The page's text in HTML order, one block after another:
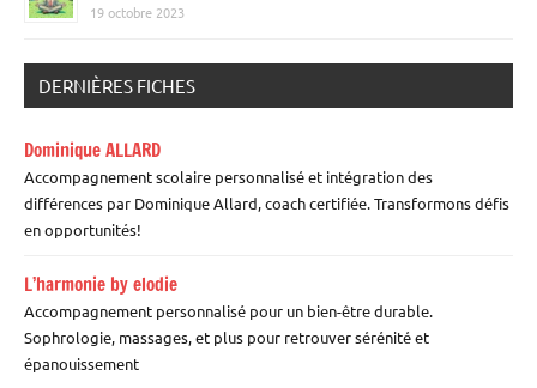
19 octobre 2023
DERNIÈRES FICHES
Dominique ALLARD
Accompagnement scolaire personnalisé et intégration des
différences par Dominique Allard, coach certifiée. Transformons défis
en opportunités!
L’harmonie by elodie
Accompagnement personnalisé pour un bien-être durable.
Sophrologie, massages, et plus pour retrouver sérénité et
épanouissement